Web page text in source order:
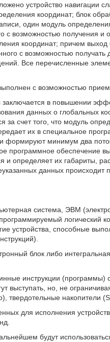
устройство навигации
координат; блок
один модуль
возможностью получения и
координат; причем выход
с возможностью получать
Все перечисленные
с возможностью
заключается в повышении
данных о глобальных
за счет того, что модуль
их в специальное
формируют минимум два
программное обеспечение
и определяет их габариты,
данных происходит
система, ЭВМ
логический
устройства, способные
блок либо
инструкции (программы)
но, не
накопители
для исполнения
будут